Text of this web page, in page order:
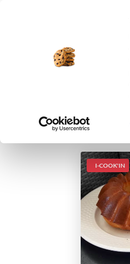
I-COOK'IN